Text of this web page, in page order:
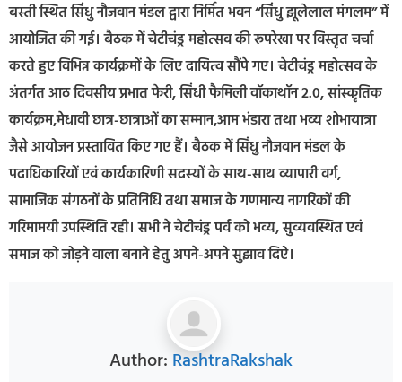
बस्ती स्थित सिंधु नौजवान मंडल द्वारा निर्मित भवन “सिंधु झूलेलाल मंगलम” में
आयोजित की गई। बैठक में चेटीचंड्र महोत्सव की रूपरेखा पर विस्तृत चर्चा
करते हुए विभिन्न कार्यक्रमों के लिए दायित्व सौंपे गए। चेटीचंड्र महोत्सव के
अंतर्गत आठ दिवसीय प्रभात फेरी, सिंधी फैमिली वॉकाथॉन 2.0, सांस्कृतिक
कार्यक्रम,मेधावी छात्र-छात्राओं का सम्मान,आम भंडारा तथा भव्य शोभायात्रा
जैसे आयोजन प्रस्तावित किए गए हैं। बैठक में सिंधु नौजवान मंडल के
पदाधिकारियों एवं कार्यकारिणी सदस्यों के साथ-साथ व्यापारी वर्ग,
सामाजिक संगठनों के प्रतिनिधि तथा समाज के गणमान्य नागरिकों की
गरिमामयी उपस्थिति रही। सभी ने चेटीचंड्र पर्व को भव्य, सुव्यवस्थित एवं
समाज को जोड़ने वाला बनाने हेतु अपने-अपने सुझाव दिऐ।
Author: RashtraRakshak